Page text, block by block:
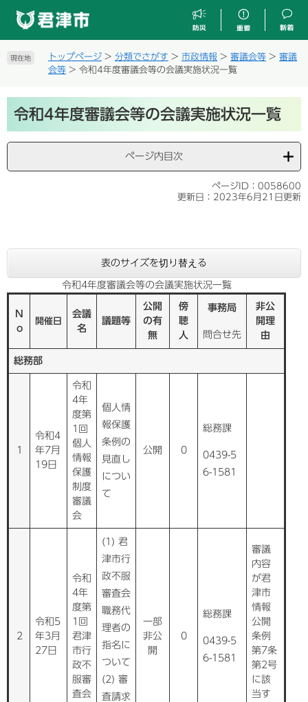
現在地 トップページ > 分類でさがす > 市政情報 > 審議会等 > 審議
会等 > 令和4年度審議会等の会議実施状況一覧
文令和4年度審議会等の会議実施状況一覧
ページ内目次
ページID：0058600
更新日：2023年6月21日更新
表のサイズを切り替える
令和4年度審議会等の会議実施状況一覧
N
o
開催日
会議
名
議題等
公開
の有
無
傍
聴
人
事務局
問合せ先
非公
開理
由
総務部
1
令和4
年7月
19日
令和
4年
度第
1回
個人
情報
保護
制度
審議
会
個人情
報保護
条例の
見直し
につい
て
公開 0
総務課
0439-5
6-1581
2
令和5
年3月
27日
令和
4年
度第
1回
君津
市行
政不
服審
査会
(1) 君
津市行
政不服
審査会
職務代
理者の
指名に
ついて
(2) 審
査請求
一部
非公
開
0
総務課
0439-5
6-1581
審議
内容
が君
津市
情報
公開
条例
第7条
第2号
に該
当す